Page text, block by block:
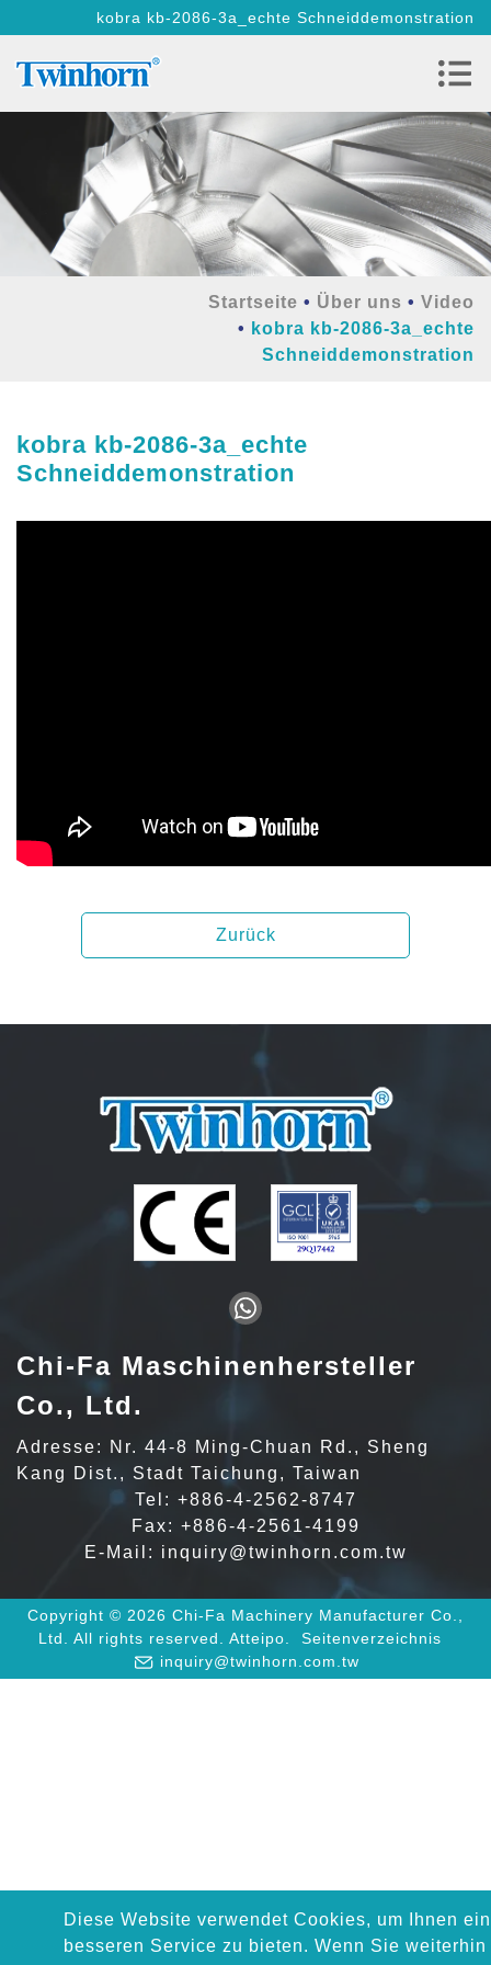
kobra kb-2086-3a_echte Schneiddemonstration
Startseite Über uns
Video
kobra kb-2086-3a_echte
Schneiddemonstration
kobra kb-2086-3a_echte
Schneiddemonstration
Zurück
Diese Website verwendet Cookies, um Ihnen
besseren Service zu bieten. Wenn Sie weiterhin
Chi-Fa Maschinenhersteller
Co., Ltd.
Adresse: Nr. 44-8 Ming-Chuan Rd., Sheng
Kang Dist., Stadt Taichung, Taiwan
Tel: +886-4-2562-8747
Fax: +886-4-2561-4199
E-Mail: inquiry@twinhorn.com.tw
Copyright © 2026 Chi-Fa Machinery Manufacturer Co.,
Ltd. All rights reserved. Atteipo.
Seitenverzeichnis
inquiry@twinhorn.com.tw